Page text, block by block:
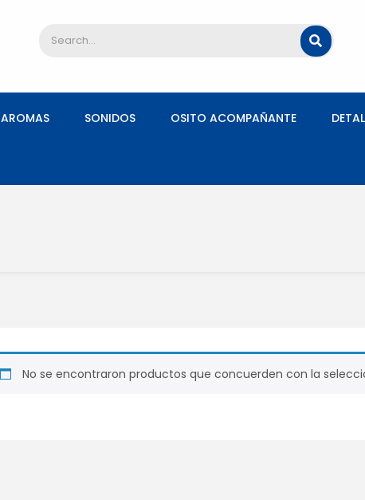
AROMAS SONIDOS OSITO ACOMPAÑANTE
No se encontraron productos que concuerden con la